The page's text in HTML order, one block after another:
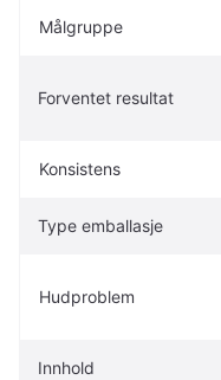
Målgruppe
Forventet resultat
Konsistens
Type emballasje
Hudproblem
Innhold